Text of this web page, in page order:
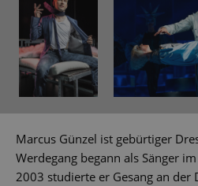
Marcus Günzel ist gebürtiger
Werdegang begann als Sänger
2003 studierte er Gesang an der